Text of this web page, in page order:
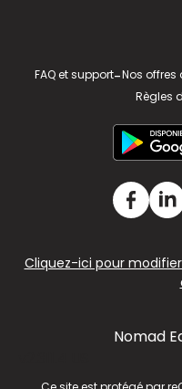
FAQ et support-Nos offres
Règles
Cliquez-ici pour
Nomad